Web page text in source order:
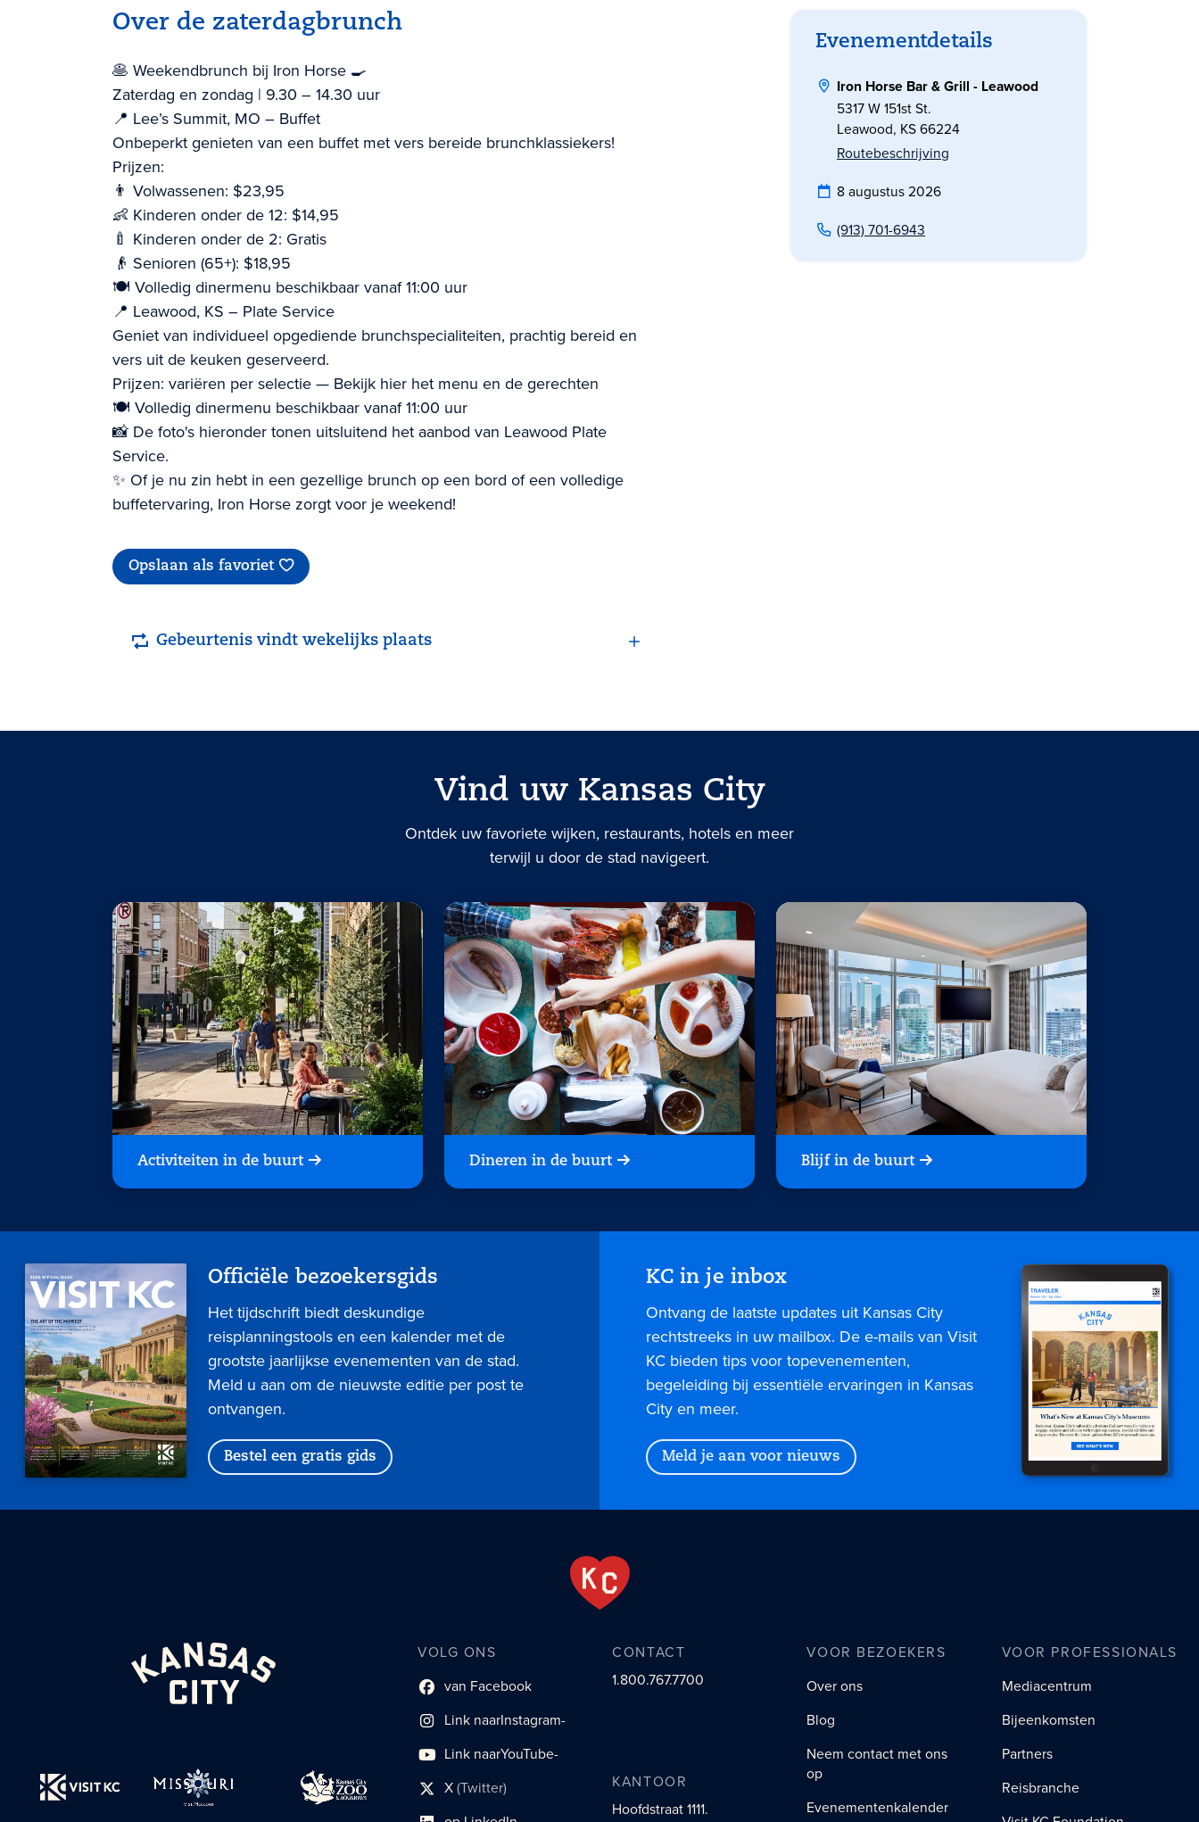
Over de zaterdagbrunch
🥞 Weekendbrunch bij Iron Horse 🍳
Zaterdag en zondag | 9.30 – 14.30 uur
📍 Lee’s Summit, MO – Buffet
Onbeperkt genieten van een buffet met vers bereide brunchklassiekers!
Prijzen:
👨 Volwassenen: $23,95
👶 Kinderen onder de 12: $14,95
🍼 Kinderen onder de 2: Gratis
👴 Senioren (65+): $18,95
🍽️ Volledig dinermenu beschikbaar vanaf 11:00 uur
📍 Leawood, KS – Plate Service
Geniet van individueel opgediende brunchspecialiteiten, prachtig bereid en
vers uit de keuken geserveerd.
Prijzen: variëren per selectie — Bekijk hier het menu en de gerechten
🍽️ Volledig dinermenu beschikbaar vanaf 11:00 uur
📸 De foto's hieronder tonen uitsluitend het aanbod van Leawood Plate
Service.
✨ Of je nu zin hebt in een gezellige brunch op een bord of een volledige
buffetervaring, Iron Horse zorgt voor je weekend!
Opslaan als favoriet
Gebeurtenis vindt wekelijks plaats
Evenementdetails
Iron Horse Bar & Grill - Leawood
5317 W 151st St.
Leawood, KS 66224
Routebeschrijving
8 augustus 2026
(913) 701-6943
Vind uw Kansas City
Ontdek uw favoriete wijken, restaurants, hotels en meer
terwijl u door de stad navigeert.
Activiteiten in de buurt Dineren in de buurt Blijf in de buurt
Officiële bezoekersgids
Het tijdschrift biedt deskundige
reisplanningstools en een kalender met de
grootste jaarlijkse evenementen van de stad.
Meld u aan om de nieuwste editie per post te
ontvangen.
Bestel een gratis gids
KC in je inbox
Ontvang de laatste updates uit Kansas City
rechtstreeks in uw mailbox. De e-mails van Visit
KC bieden tips voor topevenementen,
begeleiding bij essentiële ervaringen in Kansas
City en meer.
Meld je aan voor nieuws
VOLG ONS
Link naar sociaal profiel
van Facebook
Link naarInstagram-
sociaal profiel
Link naarYouTube-
sociaal profiel
X(Twitter)
sociaal profiellink
CONTACT
1.800.767.7700
KANTOOR
Hoofdstraat 1111.
VOOR BEZOEKERS
Over ons
Blog
Neem contact met ons
op
Evenementenkalender
VOOR PROFESSIONALS
Mediacentrum
Bijeenkomsten
Partners
Reisbranche